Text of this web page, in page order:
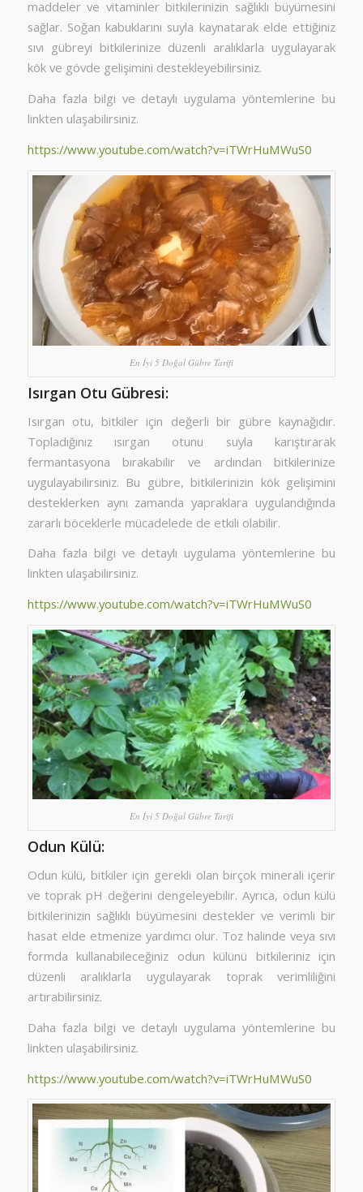
maddeler ve vitaminler bitkilerinizin sağlıklı büyümesini
sağlar. Soğan kabuklarını suyla kaynatarak elde ettiğiniz
sıvı gübreyi bitkilerinize düzenli aralıklarla uygulayarak
kök ve gövde gelişimini destekleyebilirsiniz.
Daha fazla bilgi ve detaylı uygulama yöntemlerine bu
linkten ulaşabilirsiniz.
https://www.youtube.com/watch?v=iTWrHuMWuS0
En İyi 5 Doğal Gübre Tarifi
Isırgan Otu Gübresi:
Isırgan otu, bitkiler için değerli bir gübre kaynağıdır.
Topladığınız ısırgan otunu suyla karıştırarak
fermantasyona bırakabilir ve ardından bitkilerinize
uygulayabilirsiniz. Bu gübre, bitkilerinizin kök gelişimini
desteklerken aynı zamanda yapraklara uygulandığında
zararlı böceklerle mücadelede de etkili olabilir.
Daha fazla bilgi ve detaylı uygulama yöntemlerine bu
linkten ulaşabilirsiniz.
https://www.youtube.com/watch?v=iTWrHuMWuS0
En İyi 5 Doğal Gübre Tarifi
Odun Külü:
Odun külü, bitkiler için gerekli olan birçok minerali içerir
ve toprak pH değerini dengeleyebilir. Ayrıca, odun külü
bitkilerinizin sağlıklı büyümesini destekler ve verimli bir
hasat elde etmenize yardımcı olur. Toz halinde veya sıvı
formda kullanabileceğiniz odun külünü bitkileriniz için
düzenli aralıklarla uygulayarak toprak verimliliğini
artırabilirsiniz.
Daha fazla bilgi ve detaylı uygulama yöntemlerine bu
linkten ulaşabilirsiniz.
https://www.youtube.com/watch?v=iTWrHuMWuS0